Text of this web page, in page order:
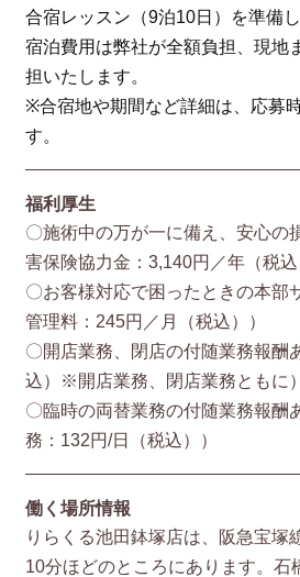
合宿レッスン（9泊10日）を準備し
宿泊費用は弊社が全額負担、現地
担いたします。
※合宿地や期間など詳細は、応募
す。
福利厚生
〇施術中の万が一に備え、安心の
害保険協⼒⾦：3,140円／年（税込
〇お客様対応で困ったときの本部
管理料：245円／月（税込））
〇開店業務、閉店の付随業務報酬
込）※開店業務、閉店業務ともに）
〇臨時の両替業務の付随業務報酬
務：132円/⽇（税込））
働く場所情報
りらくる池田鉢塚店は、阪急宝塚
10分ほどのところにあります。石